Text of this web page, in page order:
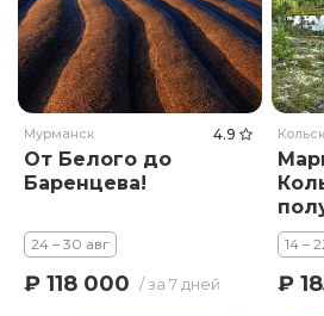
Мурманск 4.9
От Белого до
Баренцева!
24 – 30 авг
₽ 118 000 / за 7 дней
14 –
₽